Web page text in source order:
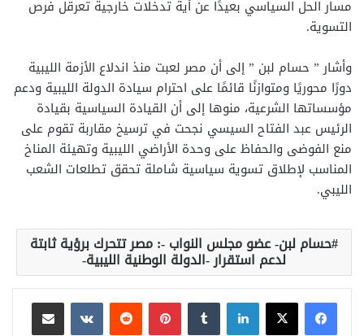
مسار الحل السياسي بعيدًا عن أية تدخلات خارجية تعرقل فرص
التسوية.
وأشار ” حسام لبن ” إلى أن مصر لعبت منذ اندلاع الأزمة الليبية
دورًا محوريًا ومتوازنًا قائمًا على احترام سيادة الدولة الليبية ودعم
مؤسساتها الشرعية، منوها إلى أن القيادة السياسية بقيادة
الرئيس عبد الفتاح السيسي نجحت في ترسيخ مقاربة تقوم على
منع الفوضى والحفاظ على وحدة الأراضي الليبية وتهيئة المناخ
المناسب لإطلاق تسوية سياسية شاملة تحقق تطلعات الشعب
الليبي.
حسام لبن- عضو مجلس النواب -: مصر تتحرك برؤية ثابتة
لدعم استقرار -الدولة الوطنية الليبية-
لينكدإن بينتيريست
مشاركة عبر البريد